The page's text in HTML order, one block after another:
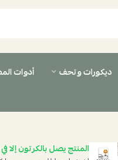
ديكورات وتحف
أدوات
المنتج يصل بالكرتون